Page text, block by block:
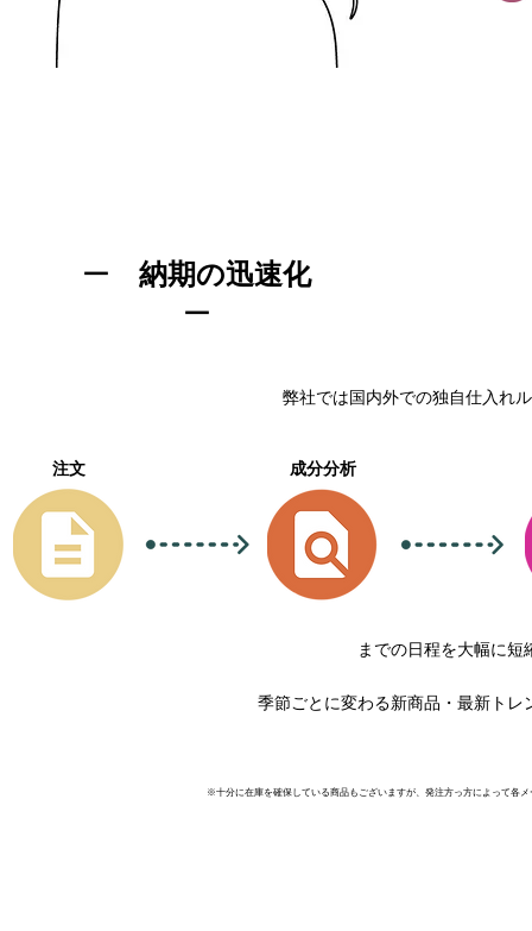
ー 納期の迅速化
ー
弊社では国内外での独自仕入れ
​注文 成分分析
までの日程を大幅に
季節ごとに変わる新商品・最新トレ
​※十分に在庫を確保している商品もございますが、発注方っ方によって各